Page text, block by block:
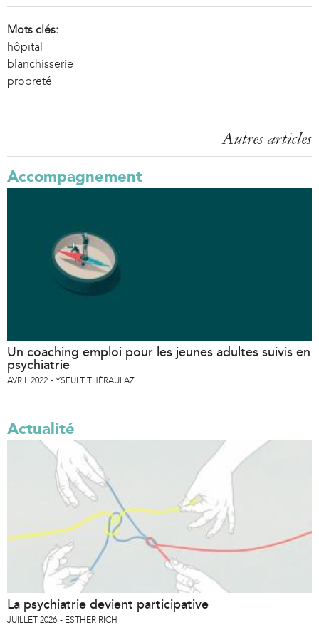
Mots clés:
hôpital
blanchisserie
propreté
Autres articles
Accompagnement
Un coaching emploi pour les jeunes adultes suivis en
psychiatrie
AVRIL 2022 YSEULT THÉRAULAZ
Actualité
La psychiatrie devient participative
JUILLET 2026 ESTHER RICH